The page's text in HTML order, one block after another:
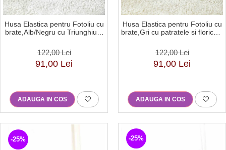
Husa Elastica pentru Fotoliu cu
brate,Alb/Negru cu Triunghiuri-
122,00 Lei
91,00 Lei
ADAUGA IN COS
Husa Elastica pentru Fotoliu cu
brate,Gri cu patratele si floricele
122,00 Lei
91,00 Lei
ADAUGA IN COS
-25% -25%